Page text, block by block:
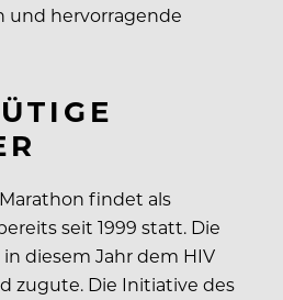
und hervorragende
findet als
seit 1999 statt. Die
diesem Jahr dem HIV
zugute. Die Initiative des